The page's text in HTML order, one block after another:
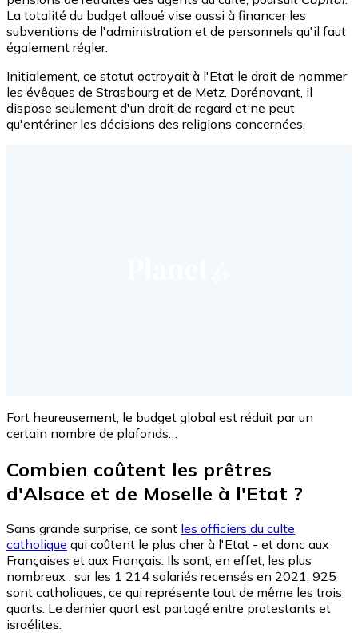
La totalité du budget alloué vise aussi à financer les
subventions de l'administration et de personnels qu'il faut
également régler.
Initialement, ce statut octroyait à l'Etat le droit de nommer
les évêques de Strasbourg et de Metz. Dorénavant, il
dispose seulement d'un droit de regard et ne peut
qu'entériner les décisions des religions concernées.
Fort heureusement, le budget global est réduit par un
certain nombre de plafonds…
Combien coûtent les prêtres
d'Alsace et de Moselle à l'Etat ?
Sans grande surprise, ce sont les officiers du culte
catholique qui coûtent le plus cher à l'Etat - et donc aux
Françaises et aux Français. Ils sont, en effet, les plus
nombreux : sur les 1 214 salariés recensés en 2021, 925
sont catholiques, ce qui représente tout de même les trois
quarts. Le dernier quart est partagé entre protestants et
israélites.